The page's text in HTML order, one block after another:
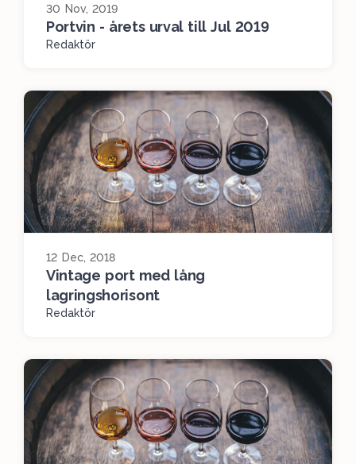
30 Nov, 2019
Portvin - årets urval till Jul 2019
Redaktör
12 Dec, 2018
Vintage port med lång
lagringshorisont
Redaktör